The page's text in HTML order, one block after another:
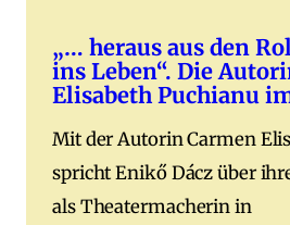
„… heraus aus den
ins Leben“. Die
Elisabeth Puchianu
Mit der Autorin Carmen
spricht Enikő Dácz über
als Theatermacherin in